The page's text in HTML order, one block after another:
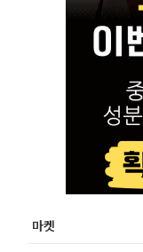
마켓